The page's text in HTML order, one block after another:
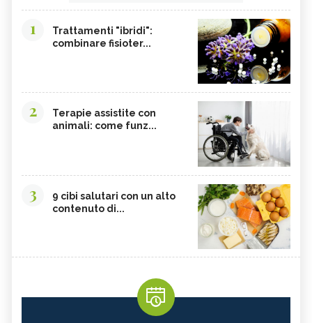
1
Trattamenti "ibridi":
combinare fisioter...
2
Terapie assistite con
animali: come funz...
3
9 cibi salutari con un alto
contenuto di...